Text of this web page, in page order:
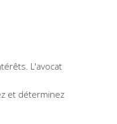
L'avocat
et déterminez